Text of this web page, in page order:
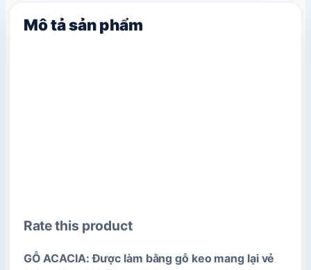
Mô tả sản phẩm
Rate this product
GỖ ACACIA: Được làm bằng gỗ keo mang lại vẻ